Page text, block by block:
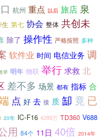
杭州 重点 以后 旅店 泉
生 第七 协会 整体 共创未
除了 操作性 严格按照 多种
软件业 时间 电信业务 调
举 明年 物联 举行 求救 北
差不多 场景 都有 指标 合
点 好 去 接 质 缷 竟 已
20年 IC-F16 4289万 TD360 V688
用 84个 11日 40倍 2014年